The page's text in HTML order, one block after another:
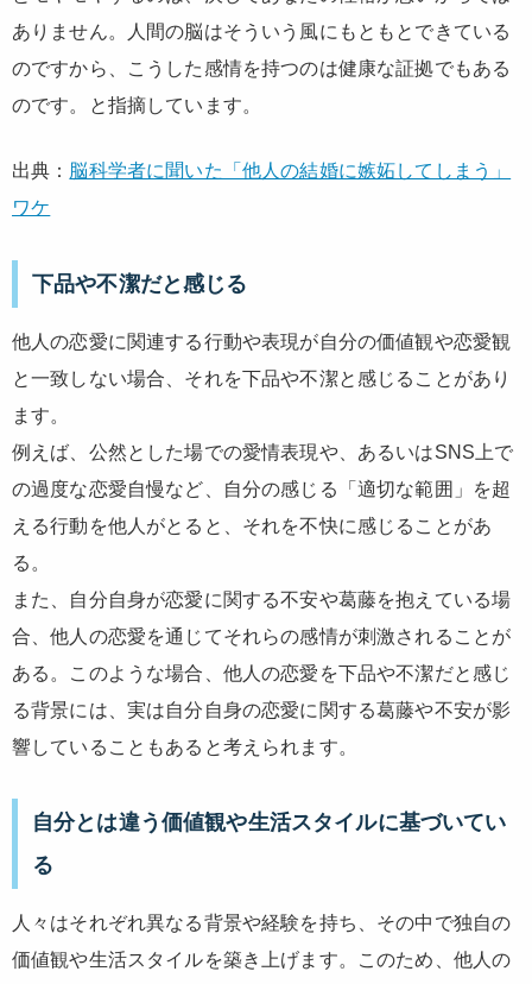
ありません。人間の脳はそういう風にもともとできている
のですから、こうした感情を持つのは健康な証拠でもある
のです。と指摘しています。
出典： 脳科学者に聞いた「他人の結婚に嫉妬してしまう」
ワケ
下品や不潔だと感じる
他人の恋愛に関連する行動や表現が自分の価値観や恋愛観
と一致しない場合、それを下品や不潔と感じることがあり
ます。
例えば、公然とした場での愛情表現や、あるいはSNS上で
の過度な恋愛自慢など、自分の感じる「適切な範囲」を超
える行動を他人がとると、それを不快に感じることがあ
る。
また、自分自身が恋愛に関する不安や葛藤を抱えている場
合、他人の恋愛を通じてそれらの感情が刺激されることが
ある。このような場合、他人の恋愛を下品や不潔だと感じ
る背景には、実は自分自身の恋愛に関する葛藤や不安が影
響していることもあると考えられます。
自分とは違う価値観や生活スタイルに基づいてい
る
人々はそれぞれ異なる背景や経験を持ち、その中で独自の
価値観や生活スタイルを築き上げます。このため、他人の